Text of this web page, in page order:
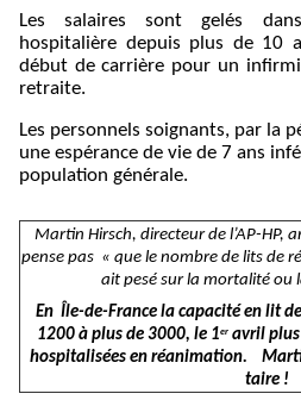
Les salaires sont gelés
hospitalière depuis plus de 10
début de carrière pour un
retraite.
Les personnels soignants, par la
une espérance de vie de 7 ans
population générale.
Martin Hirsch, directeur de l’AP-HP,
pense pas « que le nombre de lits de
ait pesé sur la mortalité
En Île-de-France la capacité en lit
1200 à plus de 3000, le 1eravril plus
hospitalisées en réanimation.
taire !